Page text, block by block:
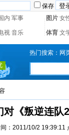
保存
内 军事 图片 女
视 音乐 体育 文
热门搜索： 网
对《叛逆连队
：2011/10/2 19:39:11